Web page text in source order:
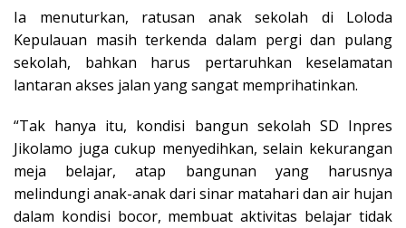
Ia menuturkan, ratusan anak sekolah di Loloda
Kepulauan masih terkenda dalam pergi dan pulang
sekolah, bahkan harus pertaruhkan keselamatan
lantaran akses jalan yang sangat memprihatinkan.
“Tak hanya itu, kondisi bangun sekolah SD Inpres
Jikolamo juga cukup menyedihkan, selain kekurangan
meja belajar, atap bangunan yang harusnya
melindungi anak-anak dari sinar matahari dan air hujan
dalam kondisi bocor, membuat aktivitas belajar tidak